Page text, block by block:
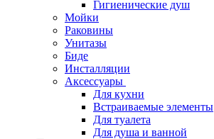
Гигиенические душ
Мойки
Раковины
Унитазы
Биде
Инсталляции
Аксессуары
Для кухни
Встраиваемые элементы
Для туалета
Для душа и ванной